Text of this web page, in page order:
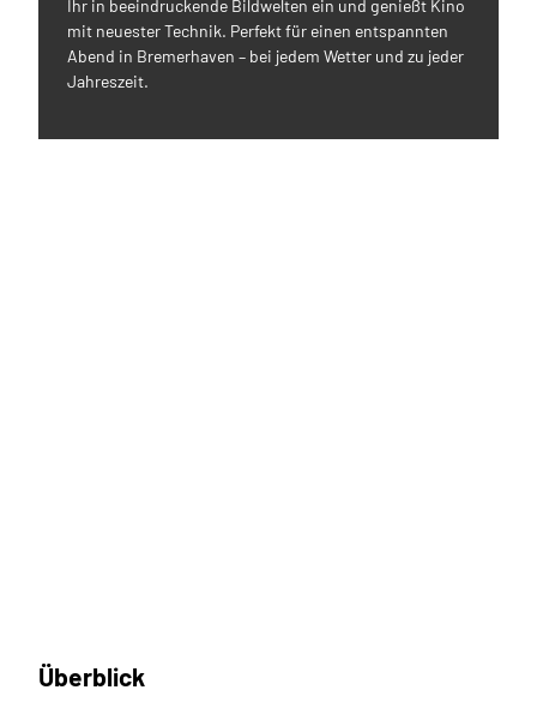
Ihr in beeindruckende Bildwelten ein und genießt Kino
mit neuester Technik. Perfekt für einen entspannten
Abend in Bremerhaven – bei jedem Wetter und zu jeder
Jahreszeit.
Überblick